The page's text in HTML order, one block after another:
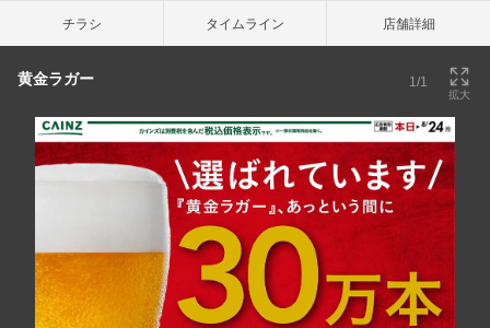
チラシ タイム ライン 店舗詳細
黄金ラガー 1/1
拡大